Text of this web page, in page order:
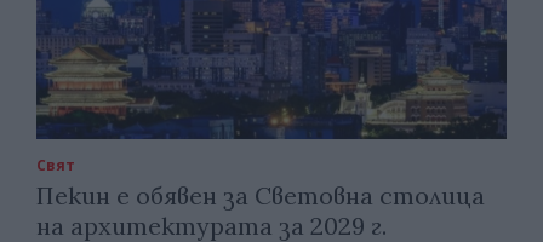
Свят
Пекин е обявен за Световна столица
на архитектурата за 2029 г.